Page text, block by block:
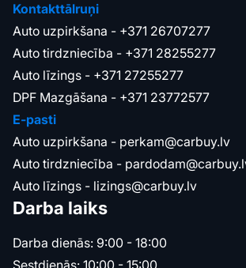
Kontakttālruņi
Auto uzpirkšana - +371 26707277
Auto tirdzniecība - +371 28255277
Auto līzings - +371 27255277
DPF Mazgāšana - +371 23772577
E-pasti
Auto uzpirkšana - perkam@carbuy.lv
Auto tirdzniecība -
Auto līzings - lizings@carbuy.lv
Darba laiks
Darba dienās: 9:00 - 18:00
Sestdienās: 10:00 - 15:00